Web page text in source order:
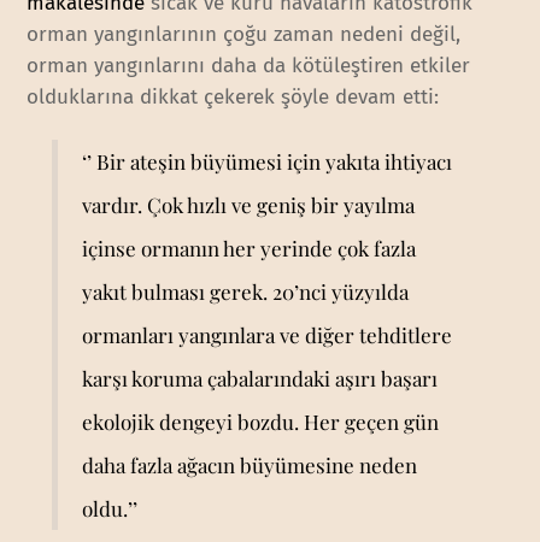
orman yangınlarının çoğu zaman nedeni değil,
orman yangınlarını daha da kötüleştiren etkiler
olduklarına dikkat çekerek şöyle devam etti:
‘’ Bir ateşin büyümesi için yakıta ihtiyacı
vardır. Çok hızlı ve geniş bir yayılma
içinse ormanın her yerinde çok fazla
yakıt bulması gerek. 20’nci yüzyılda
ormanları yangınlara ve diğer tehditlere
karşı koruma çabalarındaki aşırı başarı
ekolojik dengeyi bozdu. Her geçen gün
daha fazla ağacın büyümesine neden
oldu.’’